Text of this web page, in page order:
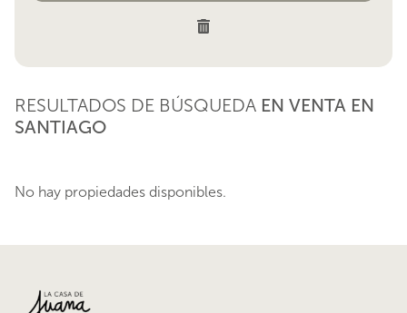
RESULTADOS DE BÚSQUEDA EN VENTA EN
SANTIAGO
No hay propiedades disponibles.